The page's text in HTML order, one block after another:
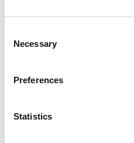
Selection
Necessary
Preferences
Statistics